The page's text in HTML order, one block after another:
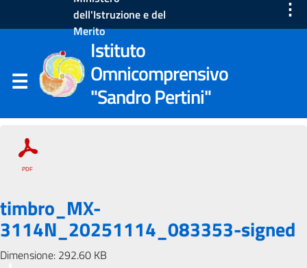
dell'Istruzione e del
Merito
⋮
Istituto
Omnicomprensivo
"Sandro Pertini"
timbro_MX-
3114N_20251114_083353-signed
Dimensione: 292.60 KB